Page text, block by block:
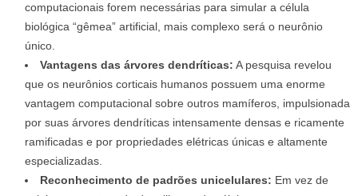
computacionais forem necessárias para simular a célula
biológica “gêmea” artificial, mais complexo será o neurônio
único.
Vantagens das árvores dendríticas: A pesquisa revelou
que os neurônios corticais humanos possuem uma enorme
vantagem computacional sobre outros mamíferos, impulsionada
por suas árvores dendríticas intensamente densas e ricamente
ramificadas e por propriedades elétricas únicas e altamente
especializadas.
Reconhecimento de padrões unicelulares: Em vez de